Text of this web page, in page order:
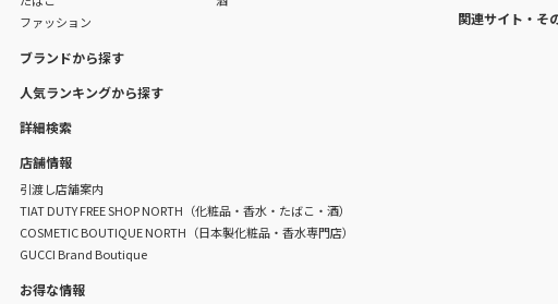
ファッション
ブランドから探す
人気ランキングから探す
詳細検索
店舗情報
引渡し店舗案内
TIAT DUTY FREE SHOP NORTH（化粧品・香水・たばこ・酒）
COSMETIC BOUTIQUE NORTH（日本製化粧品・香水専門店）
GUCCI Brand Boutique
お得な情報
関連サイト・そ